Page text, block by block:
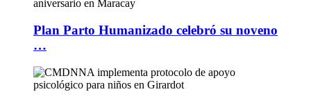
Plan Parto Humanizado celebró su noveno
…